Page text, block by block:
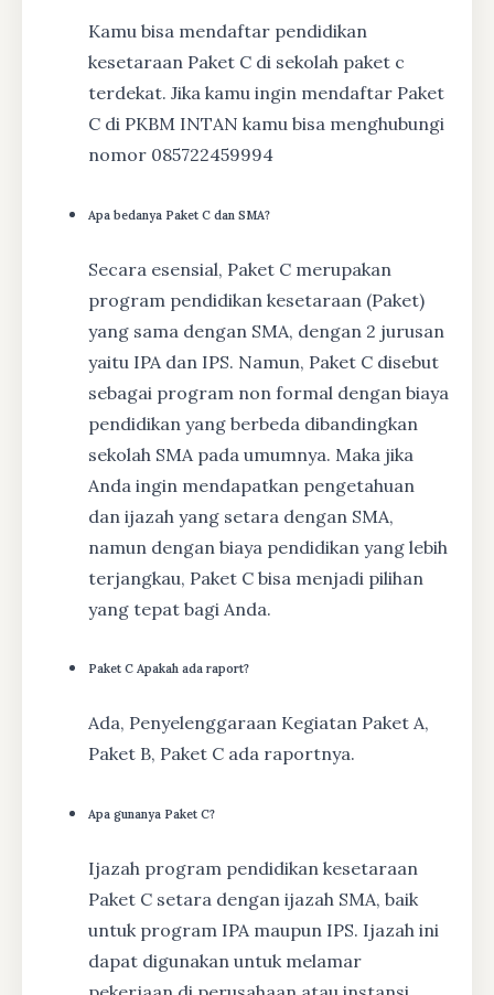
Kamu bisa mendaftar pendidikan
kesetaraan Paket C di sekolah paket c
terdekat. Jika kamu ingin mendaftar Paket
C di PKBM INTAN kamu bisa menghubungi
nomor 085722459994
Apa bedanya Paket C dan SMA?
Secara esensial, Paket C merupakan
program pendidikan kesetaraan (Paket)
yang sama dengan SMA, dengan 2 jurusan
yaitu IPA dan IPS. Namun, Paket C disebut
sebagai program non formal dengan biaya
pendidikan yang berbeda dibandingkan
sekolah SMA pada umumnya. Maka jika
Anda ingin mendapatkan pengetahuan
dan ijazah yang setara dengan SMA,
namun dengan biaya pendidikan yang lebih
terjangkau, Paket C bisa menjadi pilihan
yang tepat bagi Anda.
Paket C Apakah ada raport?
Ada, Penyelenggaraan Kegiatan Paket A,
Paket B, Paket C ada raportnya.
Apa gunanya Paket C?
Ijazah program pendidikan kesetaraan
Paket C setara dengan ijazah SMA, baik
untuk program IPA maupun IPS. Ijazah ini
dapat digunakan untuk melamar